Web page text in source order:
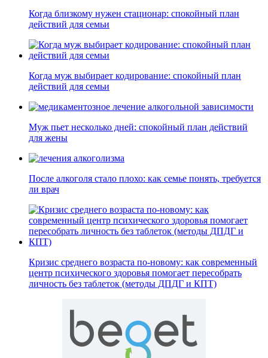
Когда близкому нужен стационар: спокойный план
действий для семьи
Когда муж выбирает кодирование: спокойный план
действий для семьи
Муж пьет несколько дней: спокойный план действий
для жены
После алкоголя стало плохо: как семье понять, требуется
ли врач
Кризис среднего возраста по-новому: как современный
центр психического здоровья помогает пересобрать
личность без таблеток (методы ДПДГ и КПТ)